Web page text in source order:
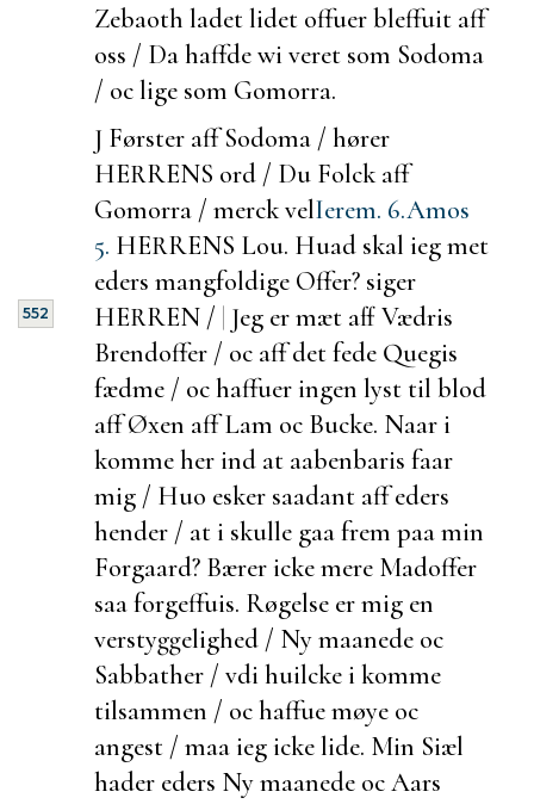
Zebaoth ladet lidet offuer bleffuit aff
oss / Da haffde wi veret som Sodoma
/ oc lige som Gomorra.
J Førster aff Sodoma / hører
HERRENS ord / Du Folck aff
Gomorra / merck velIerem. 6.Amos
5. HERRENS Lou. Huad skal ieg met
eders mangfoldige Offer? siger
HERREN / |
552
Jeg er mæt aff Vædris
Brendoffer / oc aff det fede Quegis
fædme / oc haffuer ingen lyst til blod
aff Øxen aff Lam oc Bucke. Naar i
komme her ind at aabenbaris faar
mig / Huo esker saadant aff eders
hender / at i skulle gaa frem paa min
Forgaard? Bærer icke mere Madoffer
saaforgeffuis. Røgelse er mig en
verstyggelighed / Ny maanede oc
Sabbather / vdi huilcke i komme
tilsammen / oc haffuemøye oc
angest / maa ieg icke lide. Min Siæl
hader eders Ny maanede oc Aars